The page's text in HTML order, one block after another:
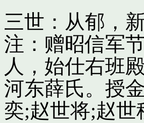
三世：从郁，
注：赠昭信军
人，始仕右班
河东薛氏。授
奕;赵世将;赵世